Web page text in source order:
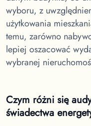
wyboru, z
użytkowania
temu, zarówno
lepiej oszacować
wybranej
Czym różni się
świadectwa